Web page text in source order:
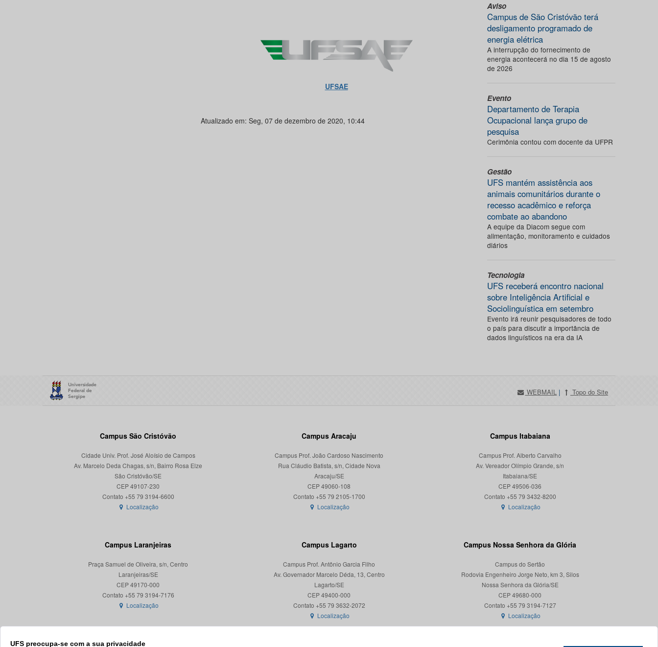
UFS preocupa-se com a sua privacidade
UFSAE
Atualizado em: Seg, 07 de dezembro de 2020, 10:44
Aviso
Campus de São Cristóvão terá
desligamento programado de
energia elétrica
A interrupção do fornecimento de
energia acontecerá no dia 15 de agosto
de 2026
Evento
Departamento de Terapia
Ocupacional lança grupo de
pesquisa
Cerimônia contou com docente da UFPR
Gestão
UFS mantém assistência aos
animais comunitários durante o
recesso acadêmico e reforça
combate ao abandono
A equipe da Diacom segue com
alimentação, monitoramento e cuidados
diários
Tecnologia
UFS receberá encontro nacional
sobre Inteligência Artificial e
Sociolinguística em setembro
Evento irá reunir pesquisadores de todo
o país para discutir a importância de
dados linguísticos na era da IA
WEBMAIL | Topo do Site
Campus São Cristóvão
Cidade Univ. Prof. José Aloísio de Campos
Av. Marcelo Deda Chagas, s/n, Bairro Rosa Elze
São Cristóvão/SE
CEP 49107-230
Localização
Campus Aracaju
Campus Prof. João Cardoso Nascimento
Rua Cláudio Batista, s/n, Cidade Nova
Aracaju/SE
CEP 49060-108
Localização
Campus Itabaiana
Campus Prof. Alberto Carvalho
Av. Vereador Olímpio Grande, s/n
Itabaiana/SE
CEP 49506-036
Localização
Campus Laranjeiras
Praça Samuel de Oliveira, s/n, Centro
Laranjeiras/SE
CEP 49170-000
Localização
Campus Lagarto
Campus Prof. Antônio Garcia Filho
Av. Governador Marcelo Déda, 13, Centro
Lagarto/SE
CEP 49400-000
Localização
Campus Nossa Senhora da Glória
Campus do Sertão
Rodovia Engenheiro Jorge Neto, km 3, Silos
Nossa Senhora da Glória/SE
CEP 49680-000
Contato +55 79 3194-7127
Localização